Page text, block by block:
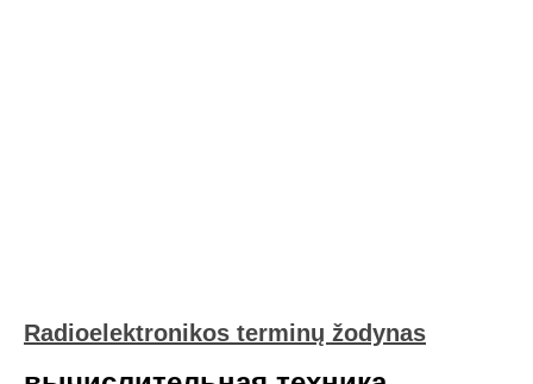
Radioelektronikos terminų žodynas